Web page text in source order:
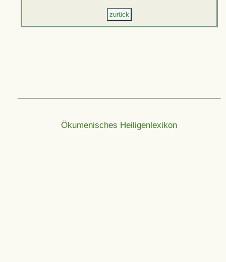
Ökumenisches Heiligenlexikon